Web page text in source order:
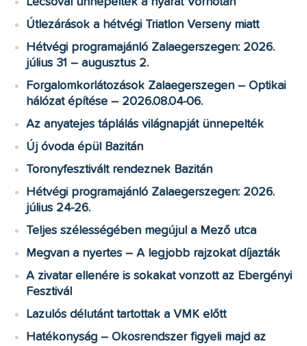
Útlezárások a hétvégi Triatlon Verseny miatt
Hétvégi programajánló Zalaegerszegen: 2026.
július 31 – augusztus 2.
Forgalomkorlátozások Zalaegerszegen – Optikai
hálózat építése – 2026.08.04-06.
Az anyatejes táplálás világnapját ünnepelték
Új óvoda épül Bazitán
Toronyfesztivált rendeznek Bazitán
Hétvégi programajánló Zalaegerszegen: 2026.
július 24-26.
Teljes szélességében megújul a Mező utca
Megvan a nyertes – A legjobb rajzokat díjazták
A zivatar ellenére is sokakat vonzott az Ebergényi
Fesztivál
Lazulós délutánt tartottak a VMK előtt
Hatékonyság – Okosrendszer figyeli majd az